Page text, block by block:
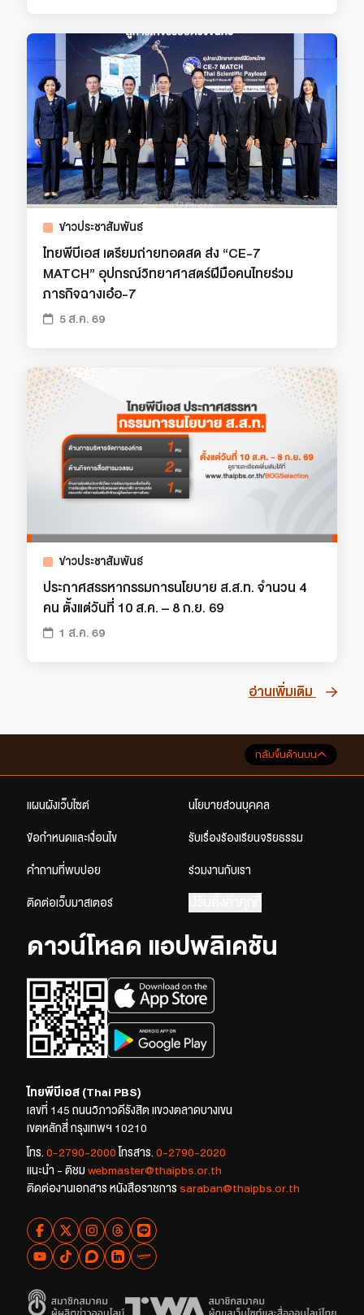
ข่าวประชาสัมพันธ์
ไทยพีบีเอส เตรียมถ่ายทอดสด ส่ง “CE-7
MATCH” อุปกรณ์วิทยาศาสตร์ฝีมือคนไทยร่วม
ภารกิจฉางเอ๋อ-7
5 ส.ค. 69
ข่าวประชาสัมพันธ์
ประกาศสรรหากรรมการนโยบาย ส.ส.ท. จำนวน 4
คน ตั้งแต่วันที่ 10 ส.ค. – 8 ก.ย. 69
1 ส.ค. 69
อ่านเพิ่มเติม
กลับขึ้นด้านบน
แผนผังเว็บไซต์ นโยบายส่วนบุคคล
ข้อกำหนดและเงื่อนไข รับเรื่องร้องเรียนจริยธรรม
คำถามที่พบบ่อย ร่วมงานกับเรา
ติดต่อเว็บมาสเตอร์
ดาวน์โหลด แอปพลิเคชัน
ไทยพีบีเอส (Thai PBS)
เลขที่ 145 ถนนวิภาวดีรังสิต แขวงตลาดบางเขน
เขตหลักสี่ กรุงเทพฯ 10210
โทร. 0-2790-2000 โทรสาร. 0-2790-2020
แนะนำ - ติชม webmaster@thaipbs.or.th
ติดต่องานเอกสาร หนังสือราชการ saraban@thaipbs.or.th